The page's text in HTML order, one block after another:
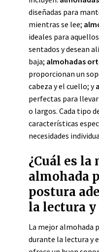
diseñadas para
mientras se lee;
ideales para
sentados y desean
baja; almohadas
proporcionan un
cabeza y el cuello; y
perfectas para
o largos. Cada tipo
características
necesidades
¿Cuál es la
almohada
postura
la lectura y
La mejor almohada
durante la lectura y